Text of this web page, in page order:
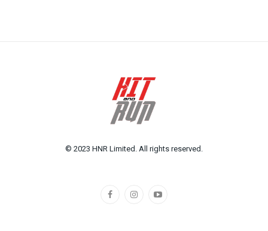
© 2023 HNR Limited. All rights reserved.